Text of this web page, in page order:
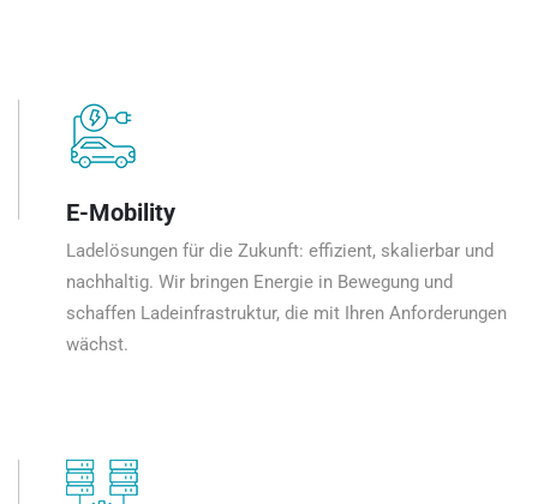
E-Mobility
Ladelösungen für die Zukunft: effizient, skalierbar und
nachhaltig. Wir bringen Energie in Bewegung und
schaffen Ladeinfrastruktur, die mit Ihren Anforderungen
wächst.